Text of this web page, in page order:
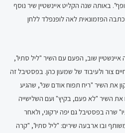
באותה שנה הקליט איינשטיין שיר נוסף
הפזמונאית לאה לופנפלד ללחן
צור ולעיבוד של שמעון כהן. בפסטיבל זה
את השיר "ריח תפוח אודם שני", שהגיע
את השיר "לא פעם, בקיץ" ועם השלישייה
שרה בפסטיבל גם יפה ירקוני, ולאחר
ובו ארבעה שירים: "ליל סתיו", "קרה